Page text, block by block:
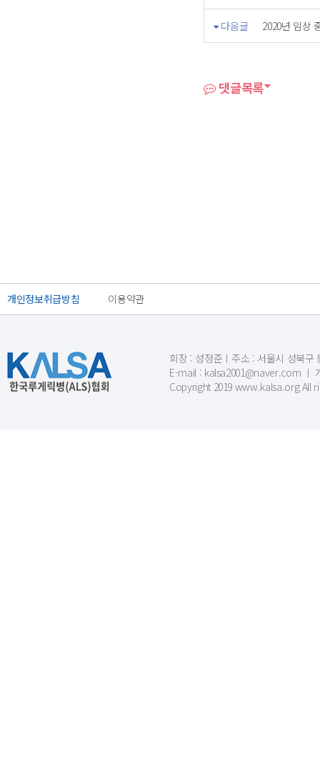
다음글 2020년 임상
댓글목록
개인정보취급방침 이용약관
회장 : 성정준ㅣ주소 : 서울시 성북구
E-mail : kalsa2001@naver.com ㅣ
Copyright 2019 www.kalsa.org All